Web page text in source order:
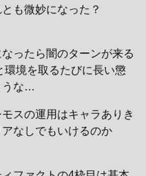
も微妙になった？
なったら闇のターンが来る
境を取るたびに長い懲
うな…
モスの運用はキャラありき
なしでもいけるのか